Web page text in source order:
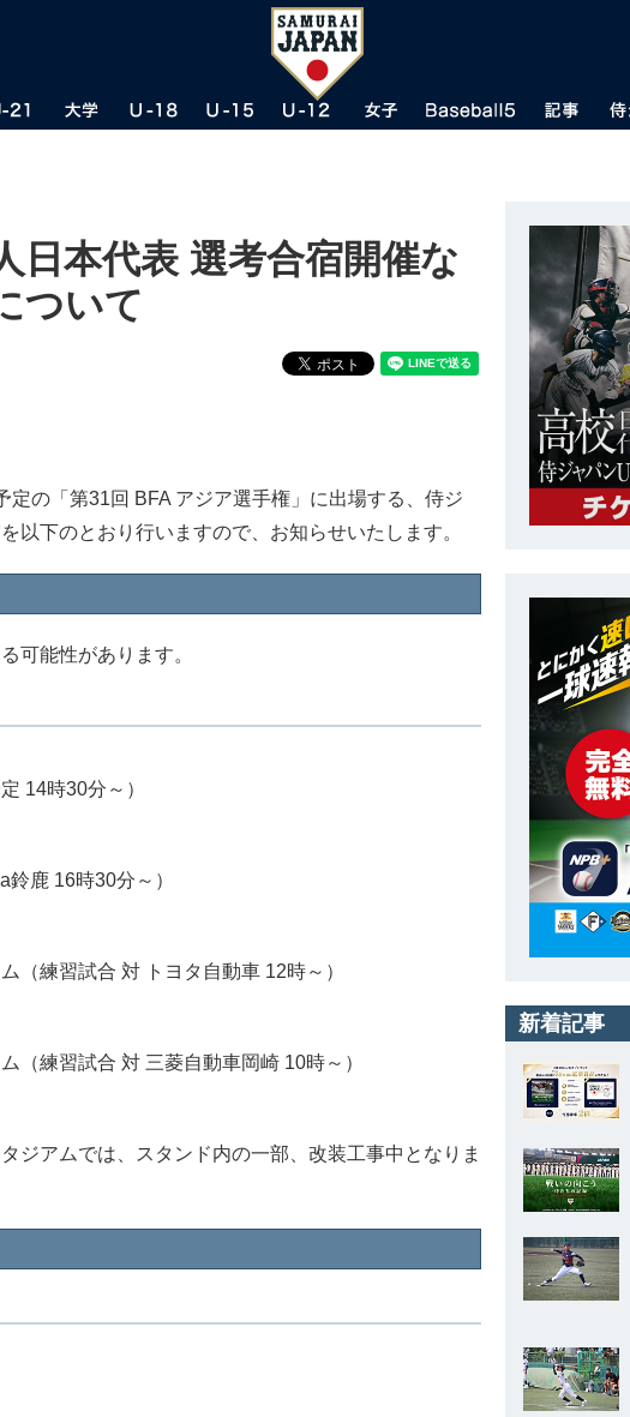
日本代表 選考合宿開催な
ついて
の「第31回 BFA アジア選手権」に出場する、侍ジ
以下のとおり行いますので、お知らせいたします。
可能性があります。
14時30分～）
鹿 16時30分～）
（練習試合 対 トヨタ自動車 12時～）
（練習試合 対 三菱自動車岡崎 10時～）
ジアムでは、スタンド内の一部、改装工事中となりま
新着記事